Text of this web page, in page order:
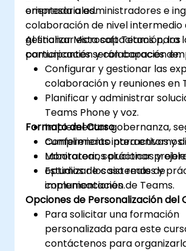
empresariales.
orientada a administradores e
colaboración de nivel intermedio
gestionar Microsoft Teams para
comunicación y colaboración
Al finalizar esta capacitación, los
participantes serán capaces de:
Configurar y gestionar las
colaboración y reuniones en
Planificar y administrar
Teams Phone y voz.
Implementar gobernanza,
cumplimiento para entornos
Monitorear, solucionar
optimizar los sistemas de
comunicaciones de Teams.
Formato del Curso
Conferencias interactivas y
Laboratorios prácticos y
Estudios de caso reales y
implementación.
Opciones de Personalización del
Para solicitar una formación
personalizada para este
contáctenos para